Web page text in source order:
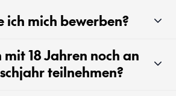
ich mich bewerben?
mit 18 Jahren noch an
teilnehmen?